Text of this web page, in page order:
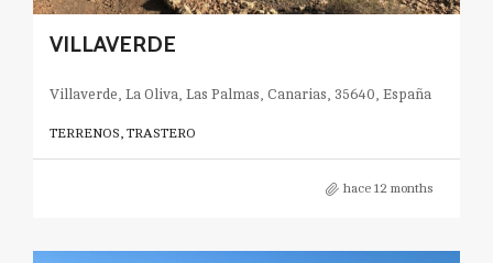
VILLAVERDE
Villaverde, La Oliva, Las Palmas, Canarias, 35640, España
TERRENOS, TRASTERO
hace 12 months